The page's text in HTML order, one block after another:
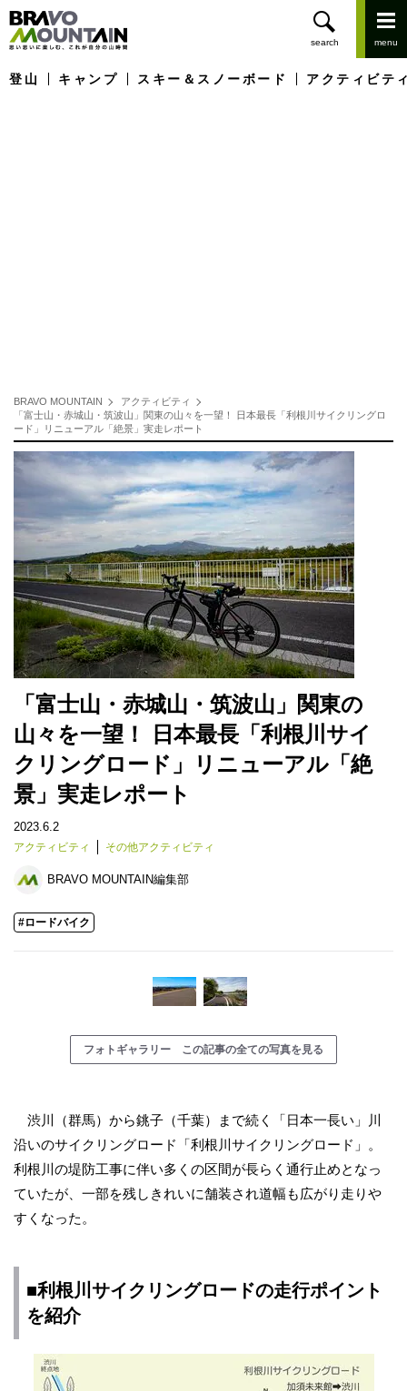
登山 キャンプ スキー＆スノーボード アクティビテ
BRAVO MOUNTAIN
アクティビティ
「富士山・赤城山・筑波山」関東の山々を一望！ 日本最長「利根川サイクリングロ
ード」リニューアル「絶景」実走レポート
「富士山・赤城山・筑波山」関東の
山々を一望！ 日本最長「利根川サイ
クリングロード」リニューアル「絶
景」実走レポート
2023.6.2
アクティビティ その他アクティビティ
BRAVO MOUNTAIN編集部
#ロードバイク
フォトギャラリー この記事の全ての写真を見る
渋川（群馬）から銚子（千葉）まで続く「日本一長い」川
沿いのサイクリングロード「利根川サイクリングロード」。
利根川の堤防工事に伴い多くの区間が長らく通行止めとなっ
ていたが、一部を残しきれいに舗装され道幅も広がり走りや
すくなった。
■利根川サイクリングロードの走行ポイント
を紹介